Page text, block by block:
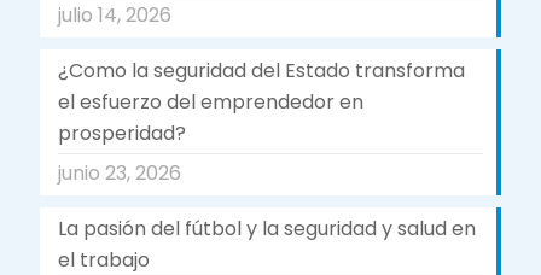
julio 14, 2026
¿Como la seguridad del Estado transforma
el esfuerzo del emprendedor en
prosperidad?
junio 23, 2026
La pasión del fútbol y la seguridad y salud en
el trabajo